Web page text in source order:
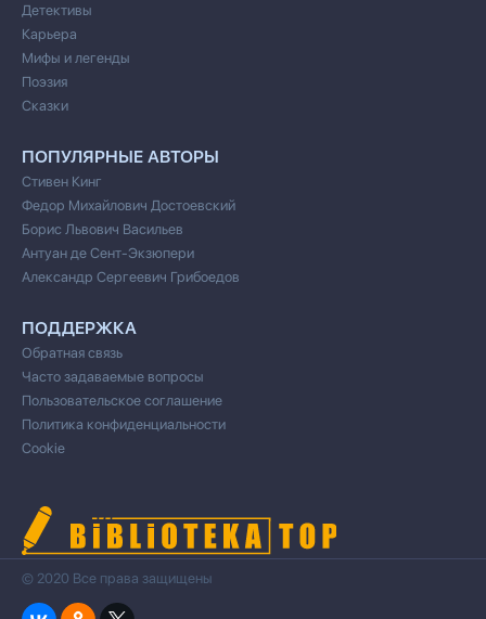
Детективы
Карьера
Мифы и легенды
Поэзия
Сказки
ПОПУЛЯРНЫЕ АВТОРЫ
Стивен Кинг
Федор Михайлович Достоевский
Борис Львович Васильев
Антуан де Сент-Экзюпери
Александр Сергеевич Грибоедов
ПОДДЕРЖКА
Обратная связь
Часто задаваемые вопросы
Пользовательское соглашение
Политика конфиденциальности
Cookie
© 2020 Все права защищены